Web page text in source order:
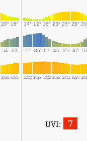
20° 16° 14° 12° 16° 23° 25° 25°
54 63 77 85 67 45 37 37 57
1020 1021 1022 1022 1023 1022 1021 1020
UVI: 7